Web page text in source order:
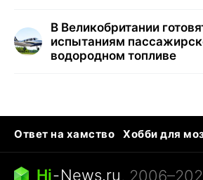
В Великобритании
испытаниям
водородном топливе
Ответ на хамство
Хобби для
Бензин 100 и 95
Тунцы в
Следующая пандемия
Hi-News.ru,